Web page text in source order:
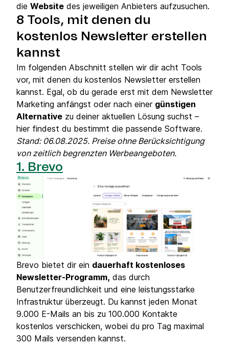
die Website des jeweiligen Anbieters aufzusuchen.
8 Tools, mit denen du
kostenlos Newsletter erstellen
kannst
Im folgenden Abschnitt stellen wir dir acht Tools
vor, mit denen du kostenlos Newsletter erstellen
kannst. Egal, ob du gerade erst mit dem Newsletter
Marketing anfängst oder nach einer günstigen
Alternative zu deiner aktuellen Lösung suchst –
hier findest du bestimmt die passende Software.
Stand: 06.08.2025. Preise ohne Berücksichtigung
von zeitlich begrenzten Werbeangeboten.
1. Brevo
Brevo bietet dir ein dauerhaft kostenloses
Newsletter-Programm, das durch
Benutzerfreundlichkeit und eine leistungsstarke
Infrastruktur überzeugt. Du kannst jeden Monat
9.000 E-Mails an bis zu 100.000 Kontakte
kostenlos verschicken, wobei du pro Tag maximal
300 Mails versenden kannst.